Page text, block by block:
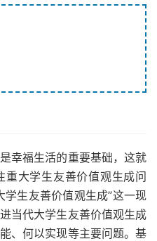
幸福生活的重要基础，这就
大学生友善价值观生成问
生友善价值观生成”这一现
当代大学生友善价值观生成
、何以实现等主要问题。基